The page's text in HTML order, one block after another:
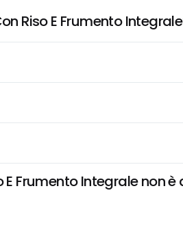
Riso E Frumento
Frumento Integrale non